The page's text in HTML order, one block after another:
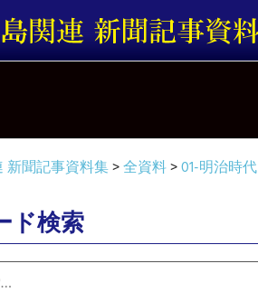
新聞記事資料集>全資料>01-明治時代
ド検索